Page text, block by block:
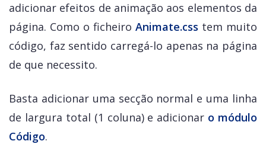
adicionar efeitos de animação aos elementos da
página. Como o ficheiro Animate.css tem muito
código, faz sentido carregá-lo apenas na página
de que necessito.
Basta adicionar uma secção normal e uma linha
de largura total (1 coluna) e adicionar o módulo
Código.